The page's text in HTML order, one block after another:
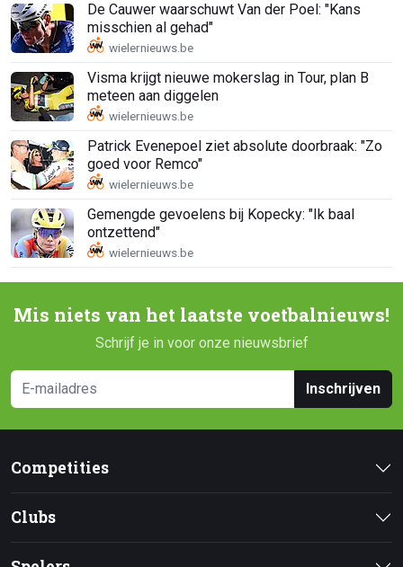
De Cauwer waarschuwt Van der Poel: "Kans
misschien al gehad"
Visma krijgt nieuwe mokerslag in Tour, plan B
meteen aan diggelen
Patrick Evenepoel ziet absolute doorbraak: "Zo
goed voor Remco"
Gemengde gevoelens bij Kopecky: "Ik baal
ontzettend"
Mis niets van het laatste voetbalnieuws!
Schrijf je in voor onze nieuwsbrief
Inschrijven
Competities
Clubs